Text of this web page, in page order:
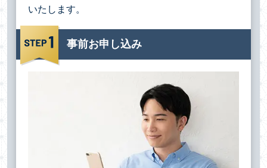
いたします。
事前お申し込み